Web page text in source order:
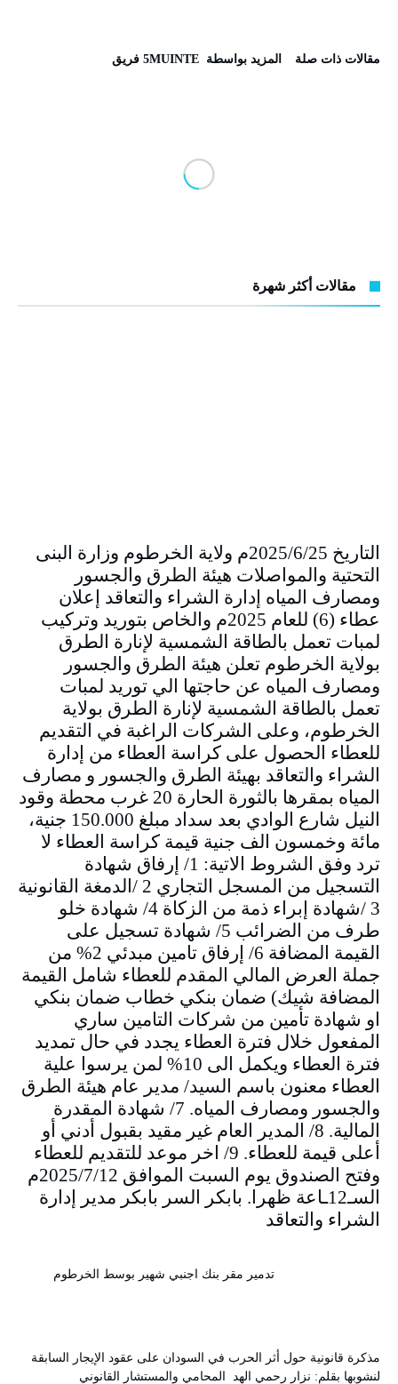
‫مقالات ذات صلة‬ ‫‫المزيد بواسطة‬ ‬ 5MUINTE فريق
مقالات أكثر شهرة
التاريخ 2025/6/25م ولاية الخرطوم وزارة البنى
التحتية والمواصلات هيئة الطرق والجسور
ومصارف المياه إدارة الشراء والتعاقد إعلان
عطاء (6) للعام 2025م والخاص بتوريد وتركيب
لمبات تعمل بالطاقة الشمسية لإنارة الطرق
بولاية الخرطوم تعلن هيئة الطرق والجسور
ومصارف المياه عن حاجتها الي توريد لمبات
تعمل بالطاقة الشمسية لإنارة الطرق بولاية
الخرطوم، وعلى الشركات الراغبة في التقديم
للعطاء الحصول على كراسة العطاء من إدارة
الشراء والتعاقد بهيئة الطرق والجسور و مصارف
المياه بمقرها بالثورة الحارة 20 غرب محطة وقود
النيل شارع الوادي بعد سداد مبلغ 150.000 جنية،
مائة وخمسون الف جنية قيمة كراسة العطاء لا
ترد وفق الشروط الاتية: 1/ إرفاق شهادة
التسجيل من المسجل التجاري 2 /الدمغة القانونية
3 /شهادة إبراء ذمة من الزكاة 4/ شهادة خلو
طرف من الضرائب 5/ شهادة تسجيل على
القيمة المضافة 6/ إرفاق تامين مبدئي 2% من
جملة العرض المالي المقدم للعطاء شامل القيمة
المضافة شيك) ضمان بنكي خطاب ضمان بنكي
او شهادة تأمين من شركات التامين ساري
المفعول خلال فترة العطاء يجدد في حال تمديد
فترة العطاء ويكمل الى 10% لمن يرسوا علية
العطاء معنون باسم السيد/ مدير عام هيئة الطرق
والجسور ومصارف المياه. 7/ شهادة المقدرة
المالية. 8/ المدير العام غير مقيد بقبول أدني أو
أعلى قيمة للعطاء. 9/ اخر موعد للتقديم للعطاء
وفتح الصندوق يوم السبت الموافق 2025/7/12م
السـ12ـاعة ظهرا. بابكر السر بابكر مدير إدارة
الشراء والتعاقد
تدمير مقر بنك اجنبي شهير بوسط الخرطوم
مذكرة قانونية حول أثر الحرب في السودان على عقود الإيجار السابقة
لنشوبها بقلم: نزار رحمي الهد المحامي والمستشار القانوني